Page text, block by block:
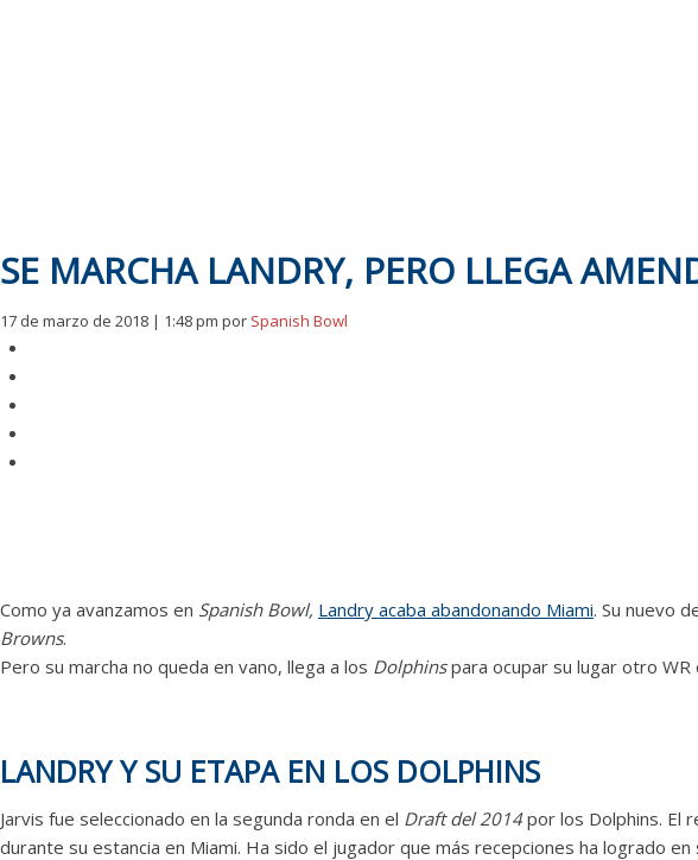
SE MARCHA LANDRY, PERO LLEGA
17 de marzo de 2018 | 1:48 pm por Spanish Bowl
Como ya avanzamos en Spanish Bowl, Landry acaba abandonando Miami. Su nuevo
Browns.
Pero su marcha no queda en vano, llega a los Dolphinspara ocupar su lugar otro WR
LANDRY Y SU ETAPA EN LOS DOLPHINS
Jarvis fue seleccionado en la segunda ronda en el Draft del 2014por los Dolphins. El
durante su estancia en Miami. Ha sido el jugador que más recepciones ha logrado